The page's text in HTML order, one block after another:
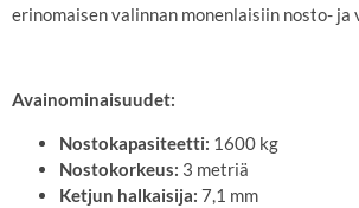
erinomaisen valinnan monenlaisiin nosto- ja
Avainominaisuudet:
Nostokapasiteetti: 1600 kg
Nostokorkeus: 3 metriä
Ketjun halkaisija: 7,1 mm